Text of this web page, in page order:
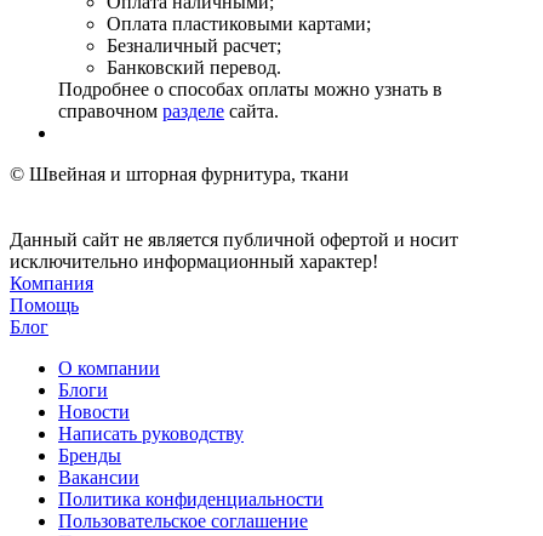
Оплата пластиковыми картами;
Безналичный расчет;
Банковский перевод.
Подробнее о способах оплаты можно узнать в
справочном разделе сайта.
© Швейная и шторная фурнитура, ткани
Данный сайт не является публичной офертой и носит
исключительно информационный характер!
Компания
Помощь
Блог
О компании
Блоги
Новости
Написать руководству
Бренды
Вакансии
Политика конфиденциальности
Пользовательское соглашение